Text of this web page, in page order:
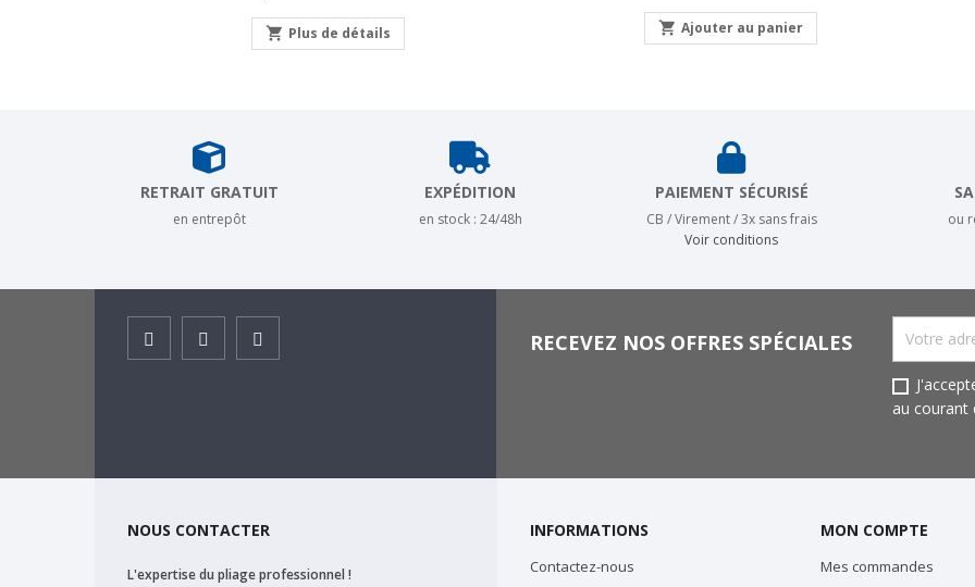
shopping_cart Plus de détails  Ajouter au panier
RETRAIT GRATUIT
en entrepôt
EXPÉDITION
en stock : 24/48h
PAIEMENT SÉCURISÉ
CB / Virement / 3x sans frais
Voir conditions
ou
RECEVEZ NOS OFFRES SPÉCIALES
au courant
NOUS CONTACTER
L'expertise du pliage professionnel !
INFORMATIONS
Contactez-nous
MON COMPTE
Mes commandes